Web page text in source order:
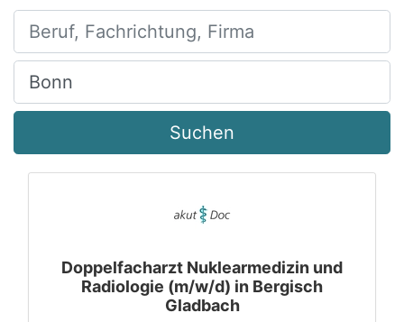
Beruf, Fachrichtung, Firma
Ort, Stadt
Suchen
Doppelfacharzt Nuklearmedizin und
Radiologie (m/w/d) in Bergisch
Gladbach